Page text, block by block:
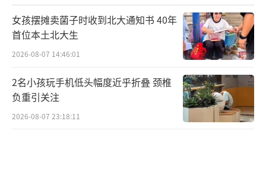
女孩摆摊卖菌子时收到北大通知书 40年
首位本土北大生
2026-08-07 14:46:01
2名小孩玩手机低头幅度近乎折叠 颈椎
负重引关注
2026-08-07 23:18:11